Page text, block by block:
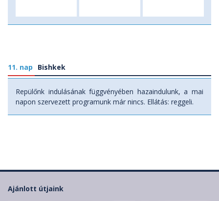
11. nap Bishkek
Repülőnk indulásának függvényében hazaindulunk, a mai
napon szervezett programunk már nincs. Ellátás: reggeli.
Ajánlott útjaink